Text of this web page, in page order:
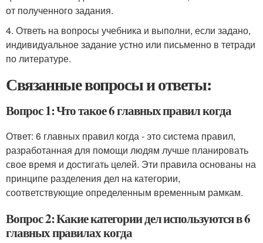
от полученного задания.
4. Ответь на вопросы учебника и выполни, если задано,
индивидуальное задание устно или письменно в тетради
по литературе.
Связанные вопросы и ответы:
Вопрос 1: Что такое 6 главных правил когда
Ответ: 6 главных правил когда - это система правил,
разработанная для помощи людям лучше планировать
свое время и достигать целей. Эти правила основаны на
принципе разделения дел на категории,
соответствующие определенным временным рамкам.
Вопрос 2: Какие категории дел используются в 6
главных правилах когда